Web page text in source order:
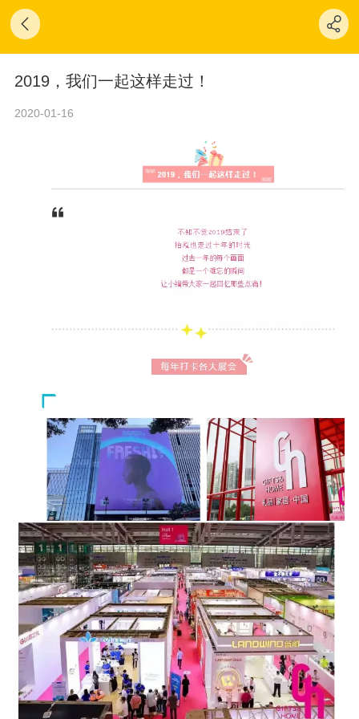
2019，我们一起这样走过！
2020-01-16